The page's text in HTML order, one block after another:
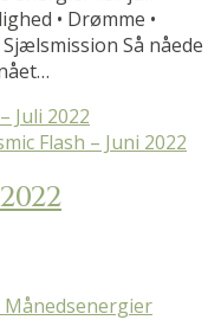
• Drømme •
Så nåede
Juli 2022
Månedsenergier